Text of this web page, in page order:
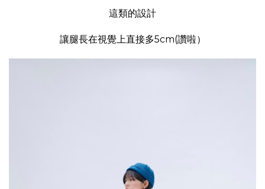
這類的設計
讓腿長在視覺上直接多5cm(讚啦）